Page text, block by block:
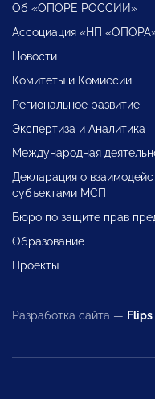
Об «ОПОРЕ РОССИИ»
Ассоциация «НП
Новости
Комитеты и Комиссии
Региональное развитие
Экспертиза и Аналитика
Международная
Декларация о
субъектами МСП
Бюро по защите прав
Образование
Проекты
Разработка сайта — Flips